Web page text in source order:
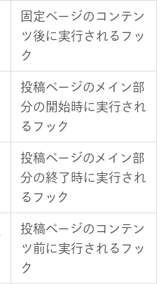
固定ページのコンテン
ツ後に実行されるフッ
ク
投稿ページのメイン部
分の開始時に実行され
るフック
投稿ページのメイン部
分の終了時に実行され
るフック
投稿ページのコンテン
ツ前に実行されるフッ
ク